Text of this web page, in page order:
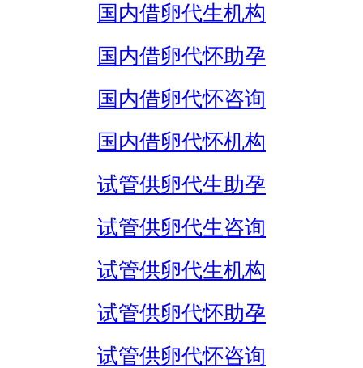
国内借卵代生机构
国内借卵代怀助孕
国内借卵代怀咨询
国内借卵代怀机构
试管供卵代生助孕
试管供卵代生咨询
试管供卵代生机构
试管供卵代怀助孕
试管供卵代怀咨询